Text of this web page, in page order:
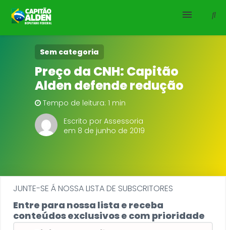
HOME
NOTÍCIAS
BIOGRAFIA
DOWNLOADS
PROJETOS
Sem categoria
Preço da CNH: Capitão
Alden defende redução
Tempo de leitura: 1 min
Escrito por Assessoria
em 8 de junho de 2019
JUNTE-SE Á NOSSA LISTA DE SUBSCRITORES
Entre para nossa lista e receba
conteúdos exclusivos e com prioridade